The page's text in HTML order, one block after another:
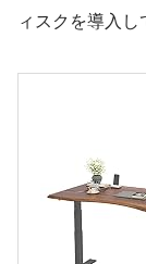
ィスクを導入し